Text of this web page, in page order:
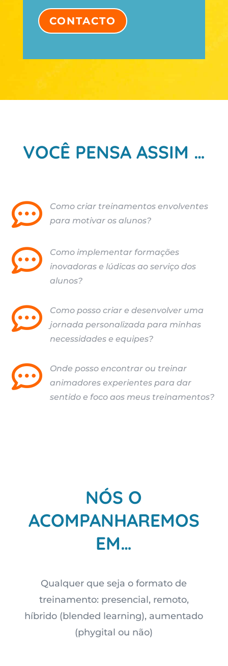
CONTACTO
VOCÊ PENSA ASSIM …

Como criar treinamentos envolventes
para motivar os alunos?

Como implementar formações
inovadoras e lúdicas ao serviço dos
alunos?

Como posso criar e desenvolver uma
jornada personalizada para minhas
necessidades e equipes?

Onde posso encontrar ou treinar
animadores experientes para dar
sentido e foco aos meus treinamentos?
NÓS O
ACOMPANHAREMOS
EM…
Qualquer que seja o formato de
treinamento: presencial, remoto,
híbrido (blended learning), aumentado
(phygital ou não)